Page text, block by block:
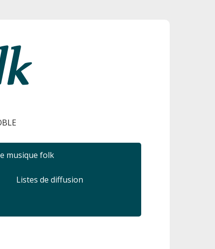
musique folk
Listes de diffusion